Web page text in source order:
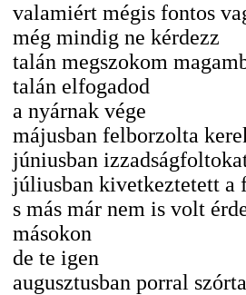
valamiért mégis fontos
még mindig ne kérdezz
talán megszokom
talán elfogadod
a nyárnak vége
májusban felborzolta
júniusban
júliusban kivetkeztetett a
s más már nem is volt
másokon
de te igen
augusztusban porral